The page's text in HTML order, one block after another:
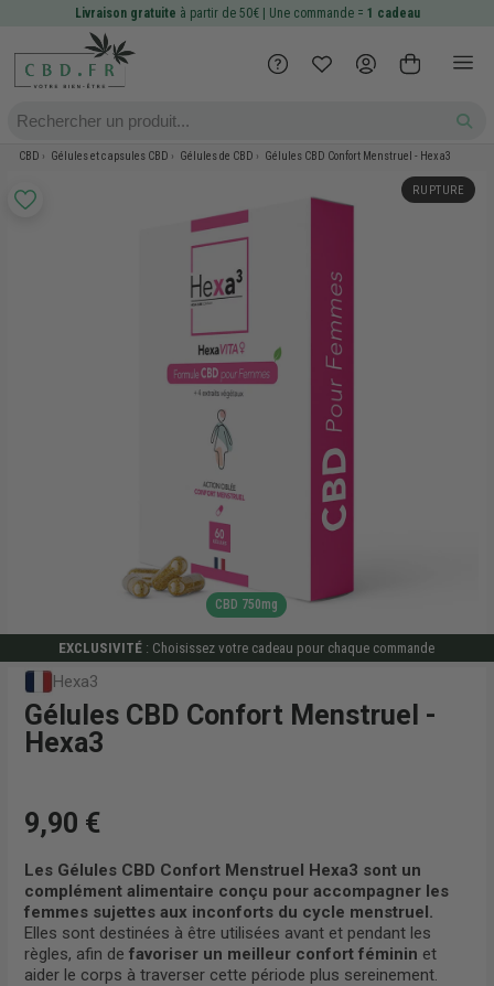
Livraison gratuite à partir de 50€ | Une commande = 1 cadeau
CBD Gélules et capsules CBD Gélules de CBD Gélules CBD Confort Menstruel - Hexa3
RUPTURE
CBD 750mg
EXCLUSIVITÉ : Choisissez votre cadeau pour chaque commande
Hexa3
Gélules CBD Confort Menstruel -
Hexa3
9,90 €
Les Gélules CBD Confort Menstruel Hexa3 sont un
complément alimentaire conçu pour accompagner les
femmes sujettes aux inconforts du cycle menstruel.
Elles sont destinées à être utilisées avant et pendant les
règles, afin de favoriser un meilleur confort féminin et
aider le corps à traverser cette période plus sereinement.